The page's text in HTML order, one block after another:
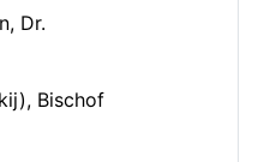
Dr.
Bischof